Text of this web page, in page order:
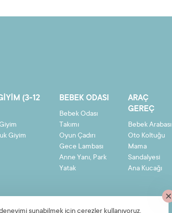
(3-12
Giyim
BEBEK ODASI
Bebek Odası
Takımı
Oyun Çadırı
Gece Lambası
Anne Yanı, Park
Yatak
ARAÇ
GEREÇ
Bebek Arabası
Oto Koltuğu
Mama
Sandalyesi
Ana Kucağı